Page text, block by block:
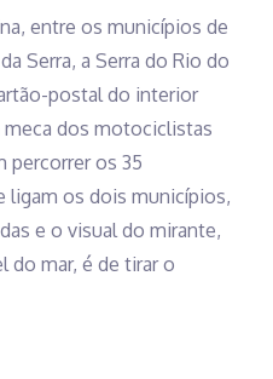
entre os municípios de
Serra, a Serra do Rio do
postal do interior
meca dos motociclistas
percorrer os 35
ligam os dois municípios,
e o visual do mirante,
do mar, é de tirar o